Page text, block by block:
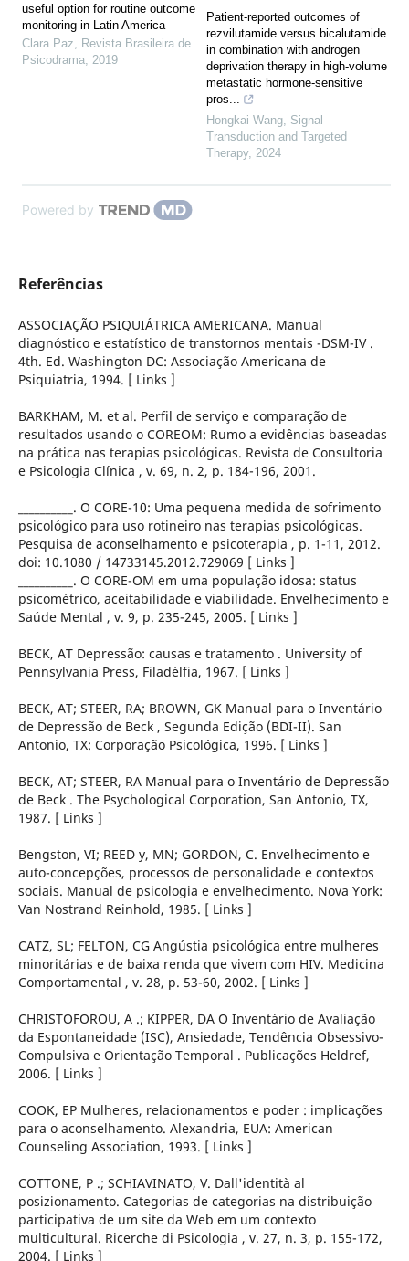
useful option for routine outcome
monitoring in Latin America
Clara Paz
Revista Brasileira de
Psicodrama, 2019
Patient-reported outcomes of
rezvilutamide versus bicalutamide
in combination with androgen
deprivation therapy in high-volume
metastatic hormone-sensitive
pros...
Hongkai Wang Signal
Transduction and Targeted
Therapy, 2024
Powered by
Referências
ASSOCIAÇÃO PSIQUIÁTRICA AMERICANA. Manual
diagnóstico e estatístico de transtornos mentais -DSM-IV .
4th. Ed. Washington DC: Associação Americana de
Psiquiatria, 1994. [ Links ]
BARKHAM, M. et al. Perfil de serviço e comparação de
resultados usando o COREOM: Rumo a evidências baseadas
na prática nas terapias psicológicas. Revista de Consultoria
e Psicologia Clínica , v. 69, n. 2, p. 184-196, 2001.
__________. O CORE-10: Uma pequena medida de sofrimento
psicológico para uso rotineiro nas terapias psicológicas.
Pesquisa de aconselhamento e psicoterapia , p. 1-11, 2012.
doi: 10.1080 / 14733145.2012.729069 [ Links ]
__________. O CORE-OM em uma população idosa: status
psicométrico, aceitabilidade e viabilidade. Envelhecimento e
Saúde Mental , v. 9, p. 235-245, 2005. [ Links ]
BECK, AT Depressão: causas e tratamento . University of
Pennsylvania Press, Filadélfia, 1967. [ Links ]
BECK, AT; STEER, RA; BROWN, GK Manual para o Inventário
de Depressão de Beck , Segunda Edição (BDI-II). San
Antonio, TX: Corporação Psicológica, 1996. [ Links ]
BECK, AT; STEER, RA Manual para o Inventário de Depressão
de Beck . The Psychological Corporation, San Antonio, TX,
1987. [ Links ]
Bengston, VI; REED y, MN; GORDON, C. Envelhecimento e
auto-concepções, processos de personalidade e contextos
sociais. Manual de psicologia e envelhecimento. Nova York:
Van Nostrand Reinhold, 1985. [ Links ]
CATZ, SL; FELTON, CG Angústia psicológica entre mulheres
minoritárias e de baixa renda que vivem com HIV. Medicina
Comportamental , v. 28, p. 53-60, 2002. [ Links ]
CHRISTOFOROU, A .; KIPPER, DA O Inventário de Avaliação
da Espontaneidade (ISC), Ansiedade, Tendência Obsessivo-
Compulsiva e Orientação Temporal . Publicações Heldref,
2006. [ Links ]
COOK, EP Mulheres, relacionamentos e poder : implicações
para o aconselhamento. Alexandria, EUA: American
Counseling Association, 1993. [ Links ]
COTTONE, P .; SCHIAVINATO, V. Dall'identità al
posizionamento. Categorias de categorias na distribuição
participativa de um site da Web em um contexto
multicultural. Ricerche di Psicologia , v. 27, n. 3, p. 155-172,
2004. [ Links ]